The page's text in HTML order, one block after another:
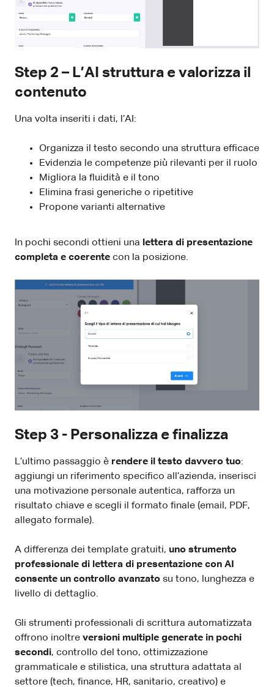
Step 2 – L’AI struttura e valorizza il
contenuto
Una volta inseriti i dati, l’AI:
Organizza il testo secondo una struttura efficace
Evidenzia le competenze più rilevanti per il ruolo
Migliora la fluidità e il tono
Elimina frasi generiche o ripetitive
Propone varianti alternative
In pochi secondi ottieni una lettera di presentazione
completa e coerente con la posizione.
Step 3 - Personalizza e finalizza
L’ultimo passaggio è rendere il testo davvero tuo:
aggiungi un riferimento specifico all’azienda, inserisci
una motivazione personale autentica, rafforza un
risultato chiave e scegli il formato finale (email, PDF,
allegato formale).
A differenza dei template gratuiti, uno strumento
professionale di lettera di presentazione con AI
consente un controllo avanzato su tono, lunghezza e
livello di dettaglio.
Gli strumenti professionali di scrittura automatizzata
offrono inoltre versioni multiple generate in pochi
secondi, controllo del tono, ottimizzazione
grammaticale e stilistica, una struttura adattata al
settore (tech, finance, HR, sanitario, creativo) e